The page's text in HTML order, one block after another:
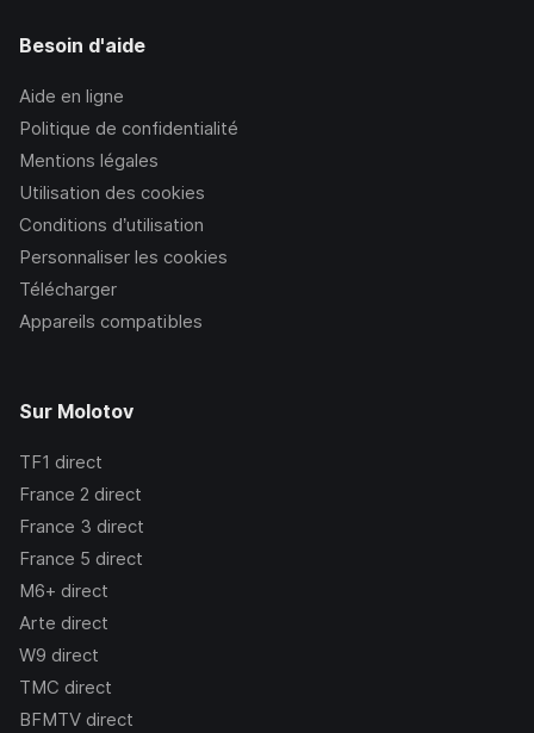
Besoin d'aide
Aide en ligne
Politique de confidentialité
Mentions légales
Utilisation des cookies
Conditions d’utilisation
Personnaliser les cookies
Télécharger
Appareils compatibles
Sur Molotov
TF1 direct
France 2 direct
France 3 direct
France 5 direct
M6+ direct
Arte direct
W9 direct
TMC direct
BFMTV direct